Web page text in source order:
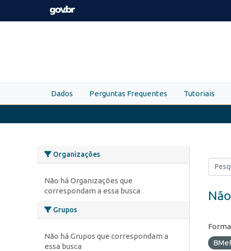
Skip to main content
Dados Perguntas Frequentes Tutoriais
Organizações
Não há Organizações que
correspondam a essa busca
Grupos
Não há Grupos que correspondam a
essa busca